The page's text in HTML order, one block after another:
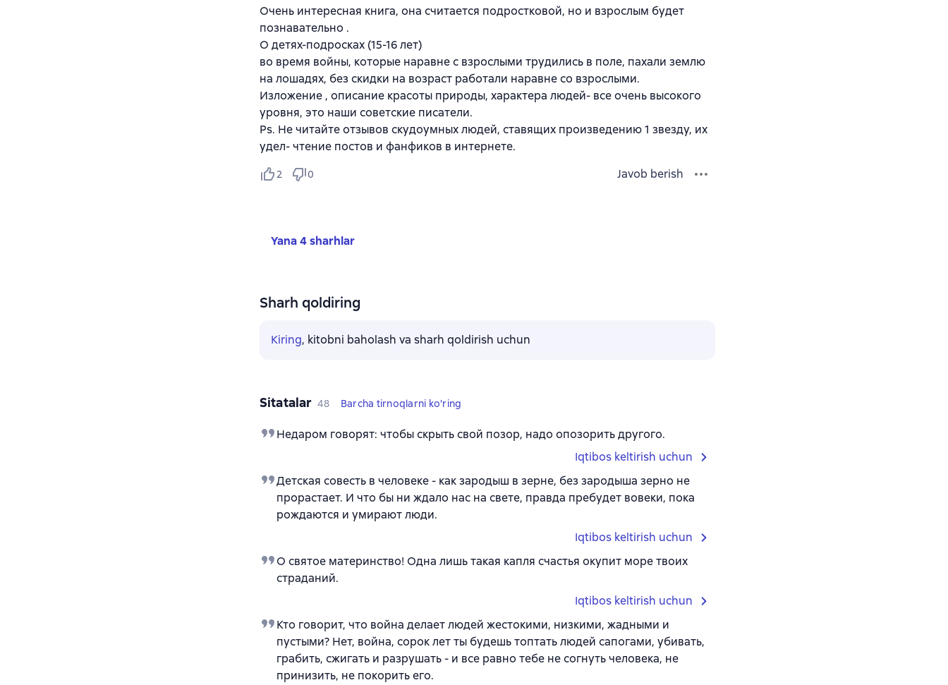
Очень интересная книга, она считается подростковой, но и взрослым будет
познавательно .
О детях-подросках (15-16 лет)
во время войны, которые наравне с взрослыми трудились в поле, пахали землю
на лошадях, без скидки на возраст работали наравне со взрослыми.
Изложение , описание красоты природы, характера людей- все очень высокого
уровня, это наши советские писатели.
Ps. Не читайте отзывов скудоумных людей, ставящих произведению 1 звезду, их
удел- чтение постов и фанфиков в интернете.
2 0 Javob berish
Yana 4 sharhlar
Sharh qoldiring
Kiring, kitobni baholash va sharh qoldirish uchun
Sitatalar 48 Barcha tirnoqlarni ko'ring
Недаром говорят: чтобы скрыть свой позор, надо опозорить другого.
Iqtibos keltirish uchun
Детская совесть в человеке - как зародыш в зерне, без зародыша зерно не
прорастает. И что бы ни ждало нас на свете, правда пребудет вовеки, пока
рождаются и умирают люди.
Iqtibos keltirish uchun
О святое материнство! Одна лишь такая капля счастья окупит море твоих
страданий.
Iqtibos keltirish uchun
Кто говорит, что война делает людей жестокими, низкими, жадными и
пустыми? Нет, война, сорок лет ты будешь топтать людей сапогами, убивать,
грабить, сжигать и разрушать - и все равно тебе не согнуть человека, не
принизить, не покорить его.